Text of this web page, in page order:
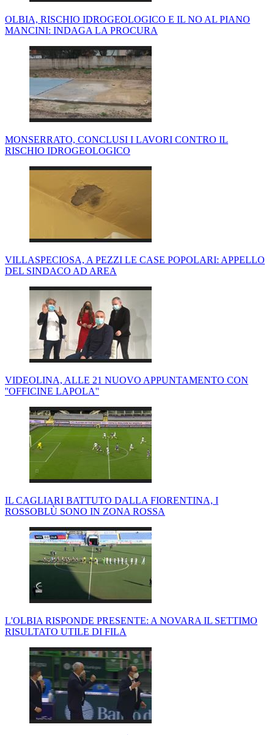
OLBIA, RISCHIO IDROGEOLOGICO E IL NO AL PIANO
MANCINI: INDAGA LA PROCURA
MONSERRATO, CONCLUSI I LAVORI CONTRO IL
RISCHIO IDROGEOLOGICO
VILLASPECIOSA, A PEZZI LE CASE POPOLARI: APPELLO
DEL SINDACO AD AREA
VIDEOLINA, ALLE 21 NUOVO APPUNTAMENTO CON
''OFFICINE LAPOLA''
IL CAGLIARI BATTUTO DALLA FIORENTINA, I
ROSSOBLÙ SONO IN ZONA ROSSA
L'OLBIA RISPONDE PRESENTE: A NOVARA IL SETTIMO
RISULTATO UTILE DI FILA